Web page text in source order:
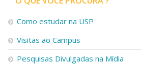
Como estudar na USP
Visitas ao Campus
Pesquisas Divulgadas na Mídia